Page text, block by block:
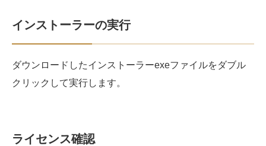
インストーラーの実行
ダウンロードしたインストーラーexeファイルをダブル
クリックして実行します。
ライセンス確認